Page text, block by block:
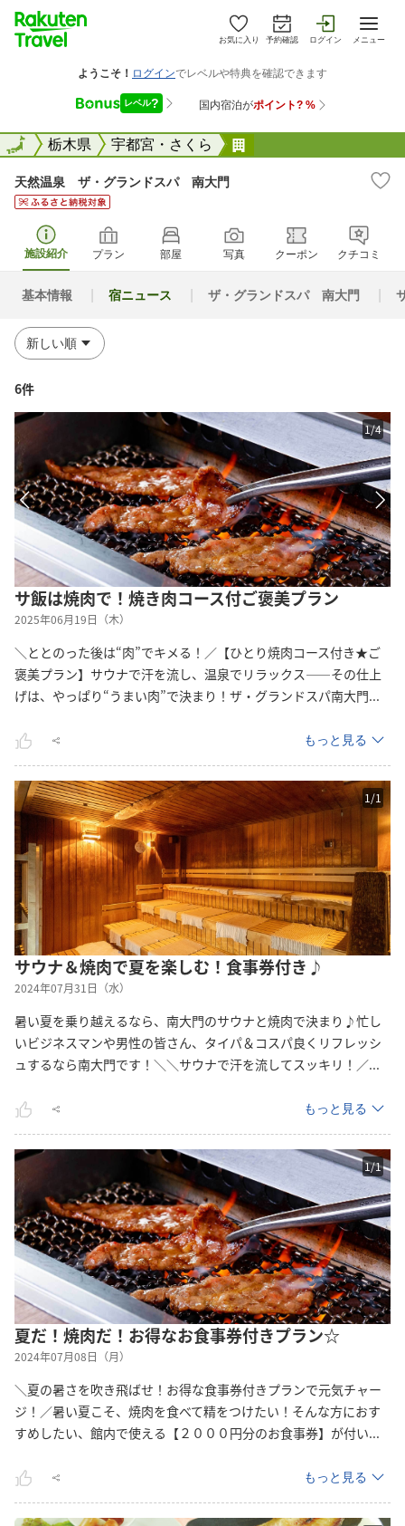
お気に入り 予約確認 ログイン メニュー
全国栃木県 宇都宮・さくら
全国
天然温泉 ザ・グランドスパ 南大門
施設紹介 プラン 部屋 写真 クーポン クチコミ
基本情報 宿ニュース ザ・グランドスパ 南大門
6件
1/4
サ飯は焼肉で！焼き肉コース付ご褒美プラン
2025年06月19日（木）
＼ととのった後は“肉”でキメる！／【ひとり焼肉コース付き★ご
褒美プラン】サウナで汗を流し、温泉でリラックス――その仕上
げは、やっぱり“うまい肉”で決まり！ザ・グランドスパ南大門...
もっと見る
1/1
サウナ＆焼肉で夏を楽しむ！食事券付き♪
2024年07月31日（水）
暑い夏を乗り越えるなら、南大門のサウナと焼肉で決まり♪忙し
いビジネスマンや男性の皆さん、タイパ＆コスパ良くリフレッシ
ュするなら南大門です！＼＼サウナで汗を流してスッキリ！ ／...
もっと見る
1/1
夏だ！焼肉だ！お得なお食事券付きプラン☆
2024年07月08日（月）
＼夏の暑さを吹き飛ばせ！お得な食事券付きプランで元気チャー
ジ！／暑い夏こそ、焼肉を食べて精をつけたい！そんな方におす
すめしたい、館内で使える【２０００円分のお食事券】が付い...
もっと見る